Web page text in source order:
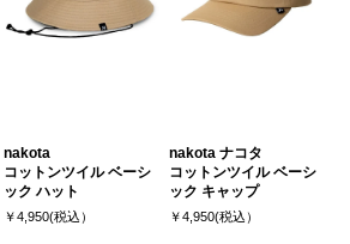
nakota
コットンツイル ベーシ
ック ハット
￥4,950(税込）
nakota ナコタ
コットンツイル ベーシ
ック キャップ
￥4,950(税込）